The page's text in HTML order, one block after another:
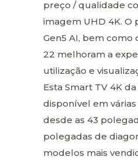
preço / qualidade
imagem UHD 4K. O
Gen5 AI, bem como
22 melhoram a
utilização e
Esta Smart TV 4K da
disponível em
desde as 43
polegadas de
modelos mais